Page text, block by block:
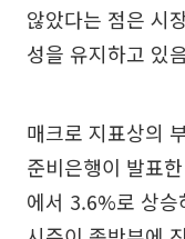
않았다는 점은 시
성을 유지하고 있
매크로 지표상의
준비은행이 발표
에서 3.6%로 상승